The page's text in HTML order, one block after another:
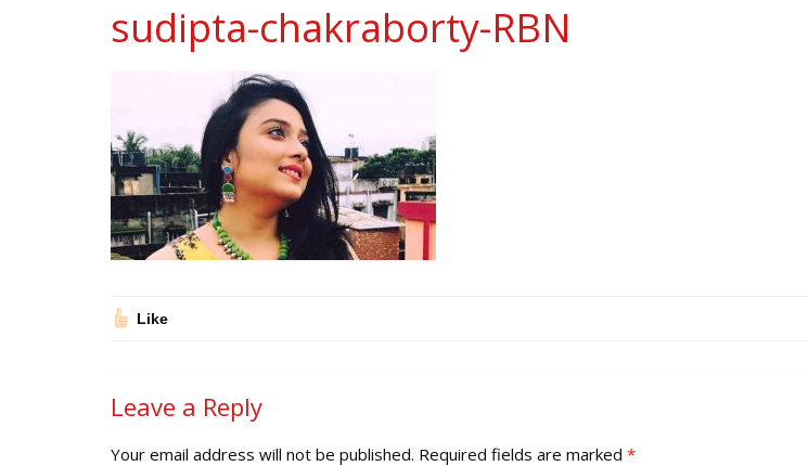
sudipta-chakraborty-RBN
Like
Leave a Reply
Your email address will not be published. Required fields are marked *